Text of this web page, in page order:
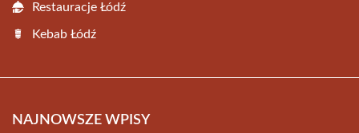
Restauracje Łódź
Kebab Łódź
NAJNOWSZE WPISY